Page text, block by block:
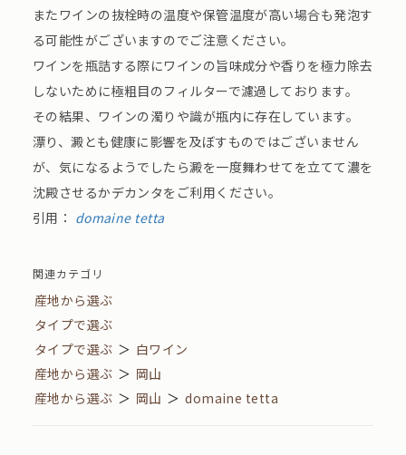
またワインの抜栓時の温度や保管温度が高い場合も発泡す
る可能性がございますのでご注意ください。
ワインを瓶詰する際にワインの旨味成分や香りを極力除去
しないために極粗目のフィルターで濾過しております。
その結果、ワインの濁りや識が瓶内に存在しています。
漂り、澱とも健康に影響を及ぼすものではございません
が、気になるようでしたら澱を一度舞わせてを立てて濃を
沈殿させるかデカンタをご利用ください。
引用： domaine tetta
関連カテゴリ
産地から選ぶ
タイプで選ぶ
タイプで選ぶ ＞ 白ワイン
産地から選ぶ ＞ 岡山
産地から選ぶ ＞ 岡山 ＞ domaine tetta